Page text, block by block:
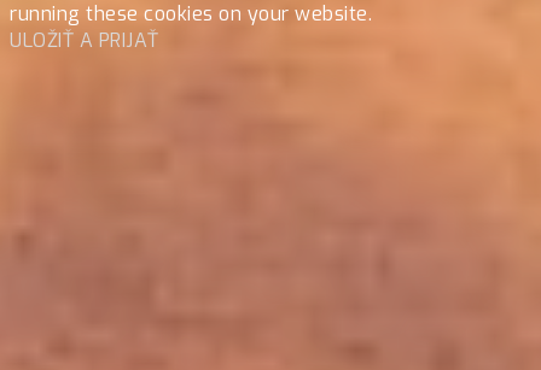
running these cookies on your website.
ULOŽIŤ A PRIJAŤ